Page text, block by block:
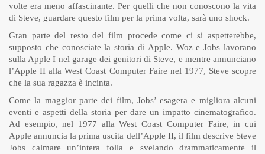
volte era meno affascinante. Per quelli che non conoscono la vita
di Steve, guardare questo film per la prima volta, sarà uno shock.
Gran parte del resto del film procede come ci si aspetterebbe,
supposto che conosciate la storia di Apple. Woz e Jobs lavorano
sulla Apple I nel garage dei genitori di Steve, e mentre annunciano
l’Apple II alla West Coast Computer Faire nel 1977, Steve scopre
che la sua ragazza è incinta.
Come la maggior parte dei film, Jobs’ esagera e migliora alcuni
eventi e aspetti della storia per dare un impatto cinematografico.
Ad esempio, nel 1977 alla West Coast Computer Faire, in cui
Apple annuncia la prima uscita dell’Apple II, il film descrive Steve
Jobs calmare un’intera folla e svelando drammaticamente il